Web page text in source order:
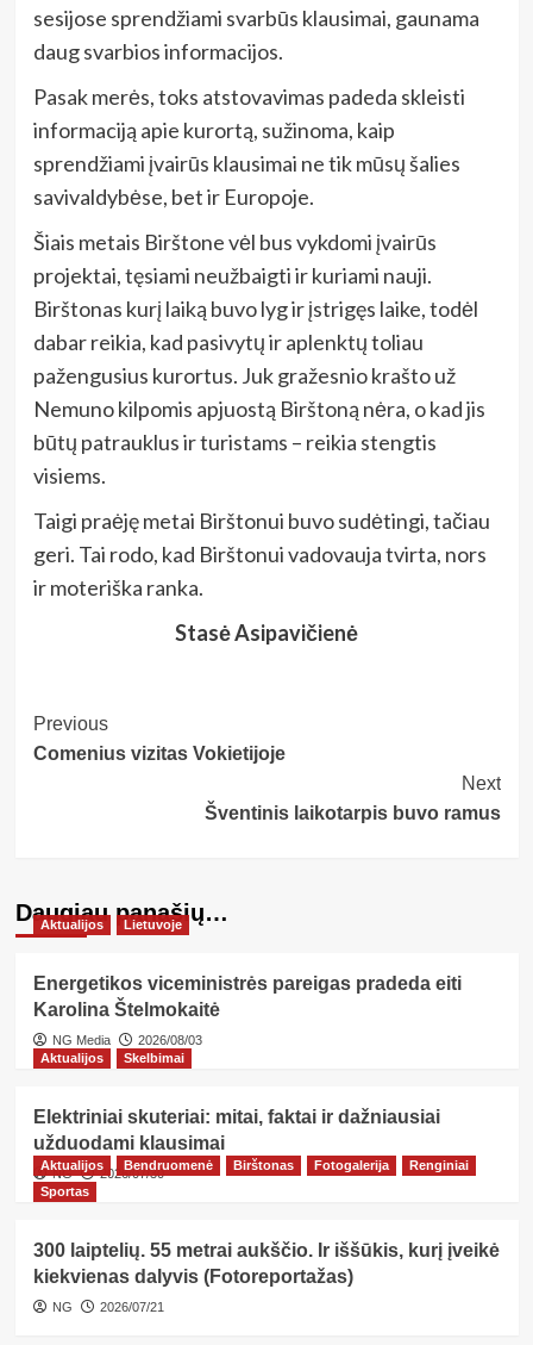
sesijose sprendžiami svarbūs klausimai, gaunama
daug svarbios informacijos.
Pasak merės, toks atstovavimas padeda skleisti
informaciją apie kurortą, sužinoma, kaip
sprendžiami įvairūs klausimai ne tik mūsų šalies
savivaldybėse, bet ir Europoje.
Šiais metais Birštone vėl bus vykdomi įvairūs
projektai, tęsiami neužbaigti ir kuriami nauji.
Birštonas kurį laiką buvo lyg ir įstrigęs laike, todėl
dabar reikia, kad pasivytų ir aplenktų toliau
pažengusius kurortus. Juk gražesnio krašto už
Nemuno kilpomis apjuostą Birštoną nėra, o kad jis
būtų patrauklus ir turistams – reikia stengtis
visiems.
Taigi praėję metai Birštonui buvo sudėtingi, tačiau
geri. Tai rodo, kad Birštonui vadovauja tvirta, nors
ir moteriška ranka.
Stasė Asipavičienė
Post
Navigation
Previous
Comenius vizitas Vokietijoje
Next
Šventinis laikotarpis buvo ramus
Daugiau panašių…
Aktualijos Lietuvoje
Energetikos viceministrės pareigas pradeda eiti
Karolina Štelmokaitė
NG Media
2026/08/03
Aktualijos
Skelbimai
Elektriniai skuteriai: mitai, faktai ir dažniausiai
užduodami klausimai
NG 2026/07/30
Aktualijos Bendruomenė Birštonas Fotogalerija
Renginiai
Sportas
300 laiptelių. 55 metrai aukščio. Ir iššūkis, kurį įveikė
kiekvienas dalyvis (Fotoreportažas)
NG 2026/07/21